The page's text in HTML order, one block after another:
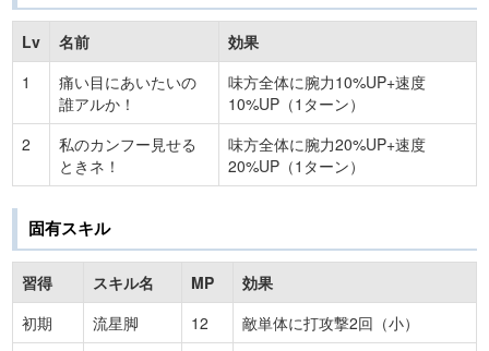
Lv 名前
効果
1
痛い目にあいたいの
誰アルか！
味方全体に腕力10%UP+速度
10%UP（1ターン）
2
私のカンフー見せる
ときネ！
味方全体に腕力20%UP+速度
20%UP（1ターン）
固有スキル
習得 スキル名 MP
効果
初期
流星脚 12
敵単体に打攻撃2回（小）